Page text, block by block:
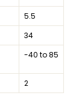
5.5
34
-40 to 85
2